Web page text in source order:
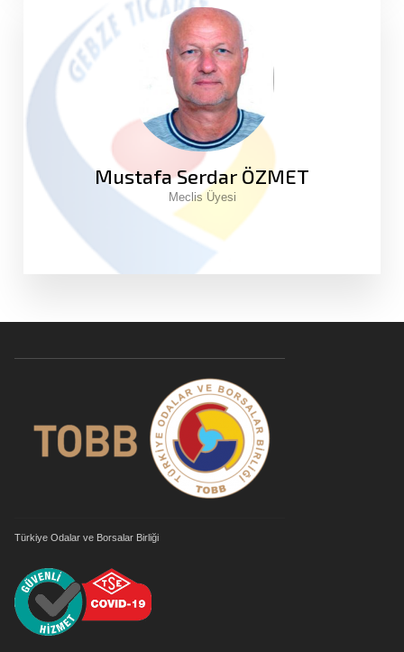
Mustafa Serdar ÖZMET
Meclis Üyesi
Türkiye Odalar ve Borsalar Birliği